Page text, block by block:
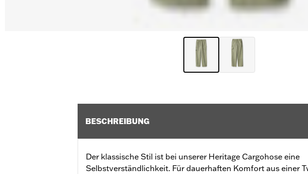
BESCHREIBUNG
Der klassische Stil ist bei unserer Heritage Cargohose eine
Selbstverständlichkeit. Für dauerhaften Komfort aus einer